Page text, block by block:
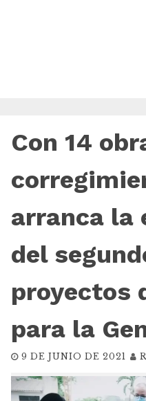
Con 14
arranca la
del
proyectos
para la
9 DE JUNIO DE 2021